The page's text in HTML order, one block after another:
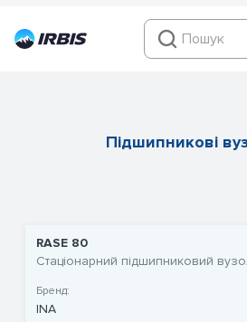
Підшипникові
RASE 80
Стаціонарний підшипниковий
Бренд:
INA